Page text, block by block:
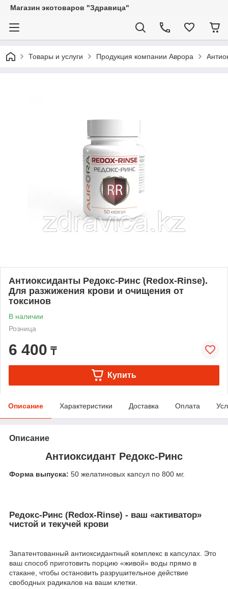
Магазин экотоваров "Здравица"
Товары и услуги Продукция компании Аврора
Антиоксиданты Редокс-Ринс (Redox-Rinse).
Для разжижения крови и очищения от
токсинов
В наличии
Розница
6 400 ₸
Купить
Описание Характеристики Доставка Оплата
Описание
Антиоксидант Редокс-Ринс
Форма выпуска: 50 желатиновых капсул по 800 мг.
Редокс-Ринс (Redox-Rinse) - ваш «активатор»
чистой и текучей крови
Запатентованный антиоксидантный комплекс в капсулах. Это
ваш способ приготовить порцию «живой» воды прямо в
стакане, чтобы остановить разрушительное действие
свободных радикалов на ваши клетки.